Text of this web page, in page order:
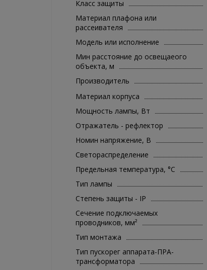
Класс защиты
Материал плафона или
рассеивателя
Модель или исполнение
Мин расстояние до освещаеого
объекта, м
Производитель
Материал корпуса
Мощность лампы, Вт
Отражатель - рефлектор
Номин напряжение, В
Светораспределение
Предельная температура, °C
Тип лампы
Степень защиты - IP
Сечение подключаемых
проводников, мм²
Тип монтажа
Тип пускорег аппарата-ПРА-
трансформатора